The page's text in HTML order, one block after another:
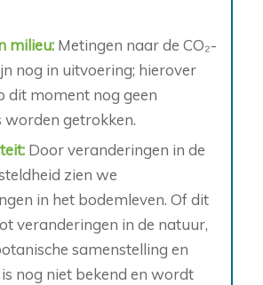
milieu:Metingen naar de CO₂-
nog in uitvoering; hierover
dit moment nog geen
worden getrokken.
Door veranderingen in de
zien we
in het bodemleven. Of dit
veranderingen in de natuur,
samenstelling en
nog niet bekend en wordt